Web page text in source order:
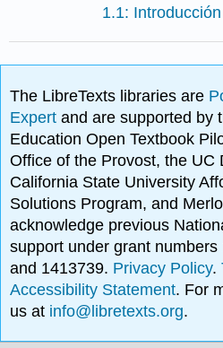
The LibreTexts libraries are
Expertand are supported by
Education Open Textbook
Office of the Provost, the UC
California State University
Solutions Program, and
acknowledge previous
support under grant
and 1413739. Privacy Policy.
Accessibility Statement. For
us at info@libretexts.org.